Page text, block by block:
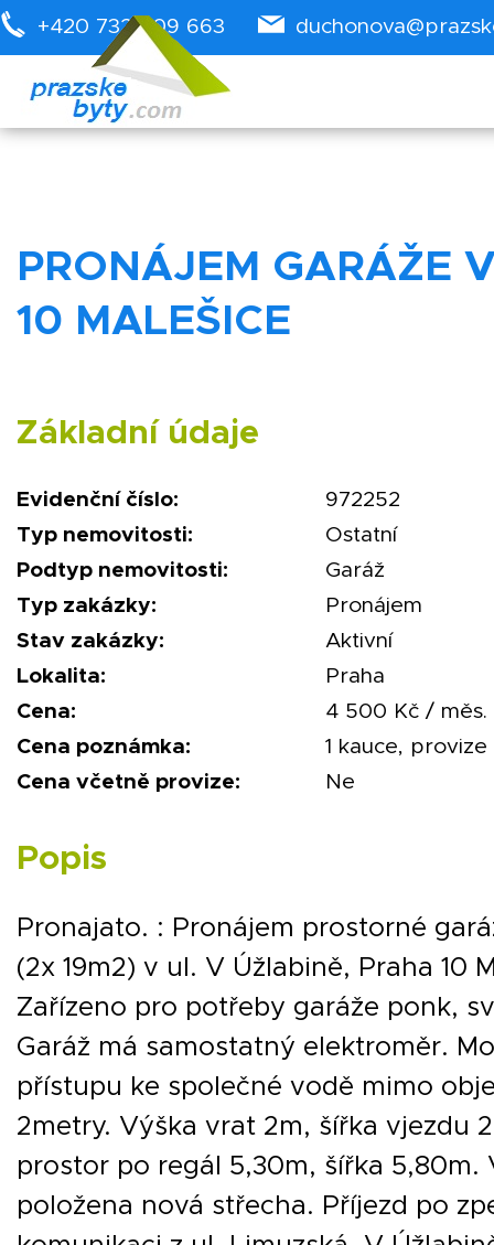
+420 732 909 663
PRONÁJEM GARÁŽE
10 MALEŠICE
Základní údaje
Evidenční číslo:
972252
Typ nemovitosti:
Ostatní
Podtyp nemovitosti:
Garáž
Typ zakázky:
Pronájem
Stav zakázky:
Aktivní
Lokalita:
Praha
Cena:
4 500 Kč / měs.
Cena poznámka:
1 kauce, provize
Cena včetně provize:
Ne
Popis
Pronajato. : Pronájem prostorné
(2x 19m2) v ul. V Úžlabině, Praha 10
Zařízeno pro potřeby garáže ponk,
Garáž má samostatný elektroměr.
přístupu ke společné vodě mimo
2metry. Výška vrat 2m, šířka vjezdu
prostor po regál 5,30m, šířka 5,80m.
položena nová střecha. Příjezd po